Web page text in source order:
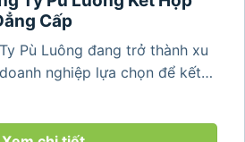
Cấp
Pù Luông đang trở thành xu
nghiệp lựa chọn để kết
tạo năng lượng và xây